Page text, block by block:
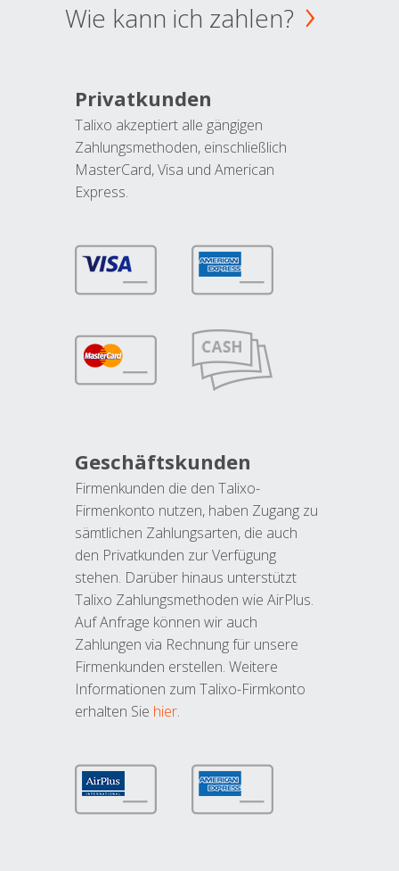
Wie kann ich zahlen?
Privatkunden
Talixo akzeptiert alle gängigen
Zahlungsmethoden, einschließlich
MasterCard, Visa und American
Express.
Geschäftskunden
Firmenkunden die den Talixo-
Firmenkonto nutzen, haben Zugang zu
sämtlichen Zahlungsarten, die auch
den Privatkunden zur Verfügung
stehen. Darüber hinaus unterstützt
Talixo Zahlungsmethoden wie AirPlus.
Auf Anfrage können wir auch
Zahlungen via Rechnung für unsere
Firmenkunden erstellen. Weitere
Informationen zum Talixo-Firmkonto
erhalten Sie hier.